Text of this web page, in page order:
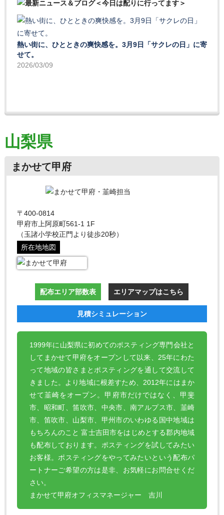
熱い街に、ひとときの爽快感を。3月9日「サクレの日」に寄
せて。
2026/03/09
山梨県
まかせて甲府
〒400-0814
甲府市上阿原町561-1 1F
（玉諸小学校正門より徒歩20秒）
所在地地図
配布エリア部数表 エリアマップはこちら
見積シミュレーション
1999年に山梨県に初めてのポスティング専門会社と
してまかせて甲府をオープンして以来、25年にわた
って地域の皆さまとポスティングを通して交流して
きました。より地域に根差すため、2012年にはまか
せて韮崎をオープン。甲府市だけではなく、甲斐
市、昭和町、笛吹市、中央市、南アルプス市、韮崎
市、笛吹市、山梨市、甲州市のいわゆる国中地域は
もちろんのこと 富士吉田市をはじめとする郡内地域
も配布しております。ポスティングを試してみたい
お客様。ポスティングをやってみたいという配布パ
ートナーご希望の方は是非、お気軽にお問合せくだ
さい。
まかせて甲府オフィスマネージャー 吉川